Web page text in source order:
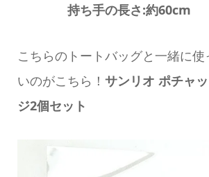
持ち手の長さ:約60cm
こちらのトートバッグと一緒に
いのがこちら！ サンリオ ポチャ
ジ2個セット